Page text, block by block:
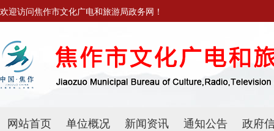
欢迎访问焦作市文化广电和旅游局政务网！
网站首页 单位概况 新闻资讯 通知公告
政府